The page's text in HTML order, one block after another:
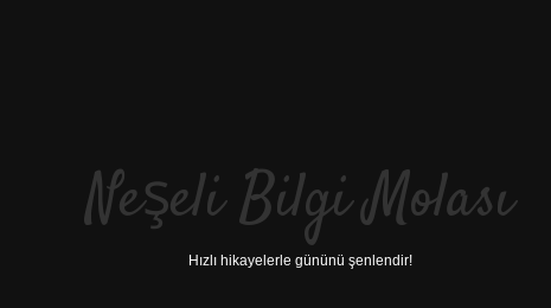
Neşeli Bilgi Molası
Hızlı hikayelerle gününü şenlendir!